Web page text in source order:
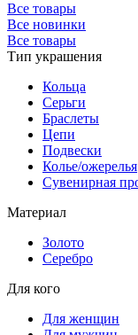
Все товары
Все новинки
Все товары
Тип украшения
Кольца
Серьги
Браслеты
Цепи
Подвески
Колье/ожерелья
Сувенирная
Материал
Золото
Серебро
Для кого
Для женщин